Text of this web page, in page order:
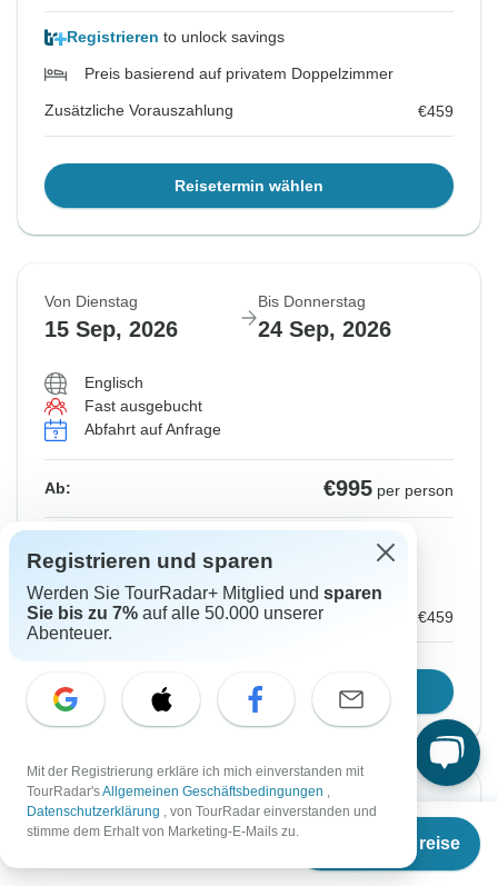
Termine & Preise
Registrieren to unlock savings
Preis basierend auf privatem Doppelzimmer
Zusätzliche Vorauszahlung €459
Reisetermin wählen
Von Dienstag
15 Sep, 2026
Bis Donnerstag
24 Sep, 2026
Englisch
Fast ausgebucht
Abfahrt auf Anfrage
Ab: €995 per person
Zusätzliche Vorauszahlung €459
Reisetermin wählen
Von Dienstag
29 Sep, 2026
Bis Donnerstag
8 Okt, 2026
Registrieren und sparen
Werden Sie TourRadar+ Mitglied und sparen
Sie bis zu 7% auf alle 50.000 unserer
Abenteuer.
Mit der Registrierung erkläre ich mich einverstanden mit
TourRadar'sAllgemeinen Geschäftsbedingungen ,
Datenschutzerklärung , von TourRadar einverstanden und
stimme dem Erhalt von Marketing-E-Mails zu.